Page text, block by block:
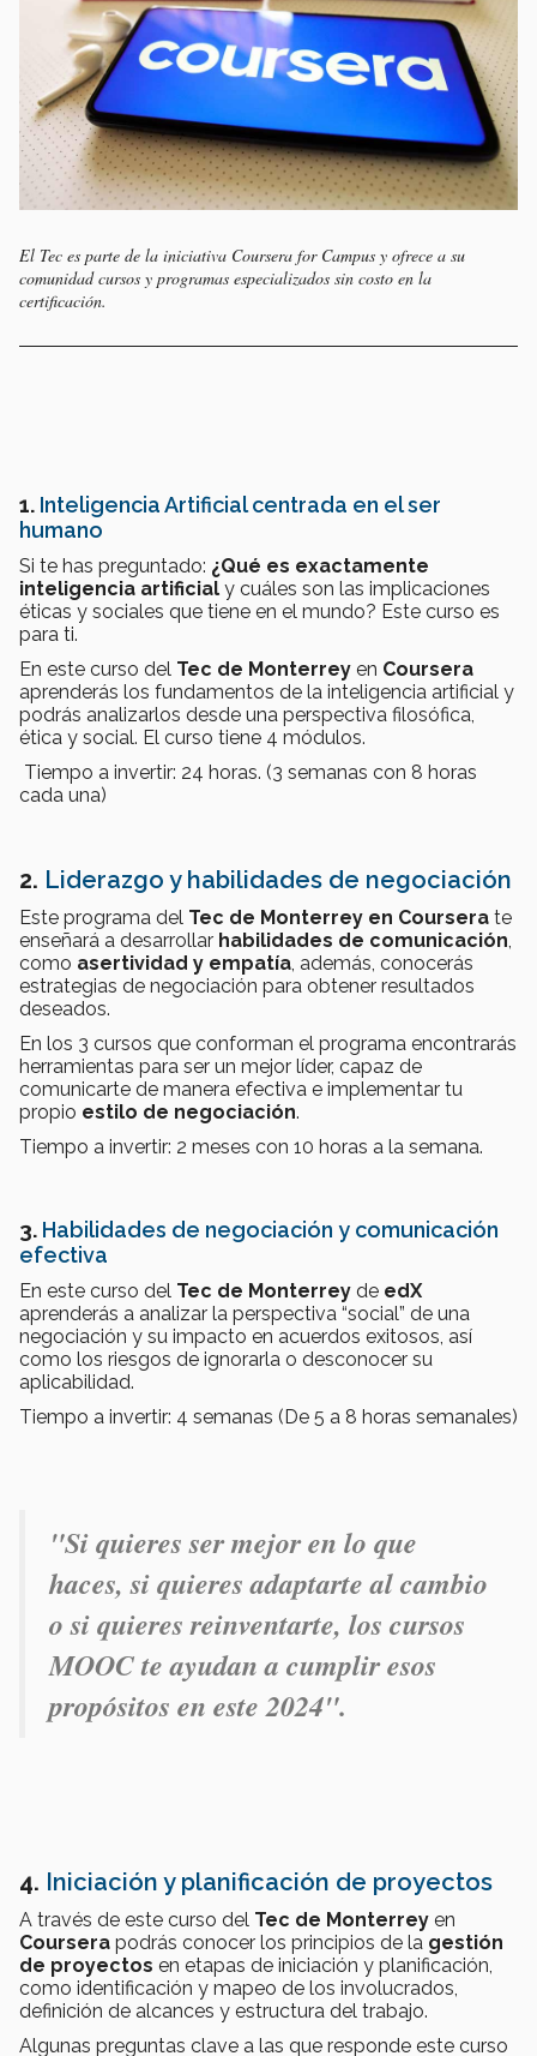
El Tec es parte de la iniciativa Coursera for Campus y ofrece a su
comunidad cursos y programas especializados sin costo en la
certificación.
1. Inteligencia Artificial centrada en el ser
humano
Si te has preguntado: ¿Qué es exactamente
inteligencia artificial y cuáles son las implicaciones
éticas y sociales que tiene en el mundo? Este curso es
para ti.
En este curso del Tec de Monterrey en Coursera
aprenderás los fundamentos de la inteligencia artificial y
podrás analizarlos desde una perspectiva filosófica,
ética y social. El curso tiene 4 módulos.
Tiempo a invertir: 24 horas. (3 semanas con 8 horas
cada una)
2. Liderazgo y habilidades de negociación
Este programa del Tec de Monterrey en Coursera te
enseñará a desarrollar habilidades de comunicación,
como asertividad y empatía, además, conocerás
estrategias de negociación para obtener resultados
deseados.
En los 3 cursos que conforman el programa encontrarás
herramientas para ser un mejor líder, capaz de
comunicarte de manera efectiva e implementar tu
propio estilo de negociación.
Tiempo a invertir: 2 meses con 10 horas a la semana.
3. Habilidades de negociación y comunicación
efectiva
En este curso del Tec de Monterrey de edX
aprenderás a analizar la perspectiva “social” de una
negociación y su impacto en acuerdos exitosos, así
como los riesgos de ignorarla o desconocer su
aplicabilidad.
Tiempo a invertir: 4 semanas (De 5 a 8 horas semanales)
"Si quieres ser mejor en lo que
haces, si quieres adaptarte al cambio
o si quieres reinventarte, los cursos
MOOC te ayudan a cumplir esos
propósitos en este 2024".
4. Iniciación y planificación de proyectos
A través de este curso del Tec de Monterrey en
Coursera podrás conocer los principios de la gestión
de proyectos en etapas de iniciación y planificación,
como identificación y mapeo de los involucrados,
definición de alcances y estructura del trabajo.
Algunas preguntas clave a las que responde este curso